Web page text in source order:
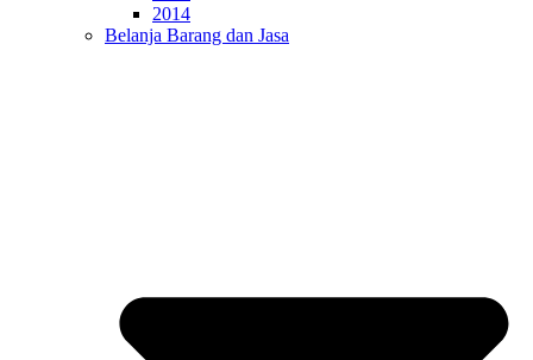
2014
Belanja Barang dan Jasa